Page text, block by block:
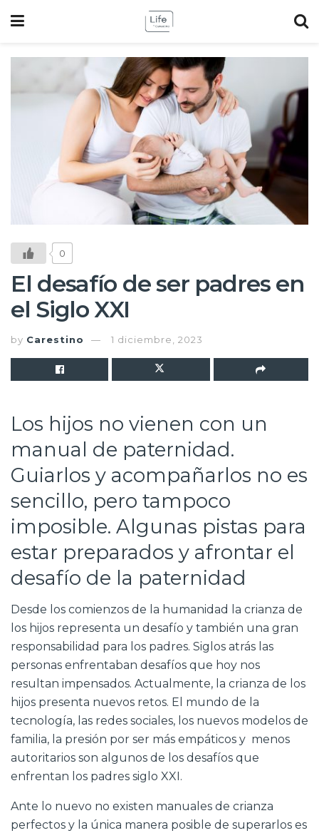
0
El desafío de ser padres en
el Siglo XXI
by Carestino 1 diciembre, 2023
Los hijos no vienen con un
manual de paternidad.
Guiarlos y acompañarlos no es
sencillo, pero tampoco
imposible. Algunas pistas para
estar preparados y afrontar el
desafío de la paternidad
Desde los comienzos de la humanidad la crianza de
los hijos representa un desafío y también una gran
responsabilidad para los padres. Siglos atrás las
personas enfrentaban desafíos que hoy nos
resultan impensados. Actualmente, la crianza de los
hijos presenta nuevos retos. El mundo de la
tecnología, las redes sociales, los nuevos modelos de
familia, la presión por ser más empáticos y menos
autoritarios son algunos de los desafíos que
enfrentan los padres siglo XXI.
Ante lo nuevo no existen manuales de crianza
perfectos y la única manera posible de superarlos es